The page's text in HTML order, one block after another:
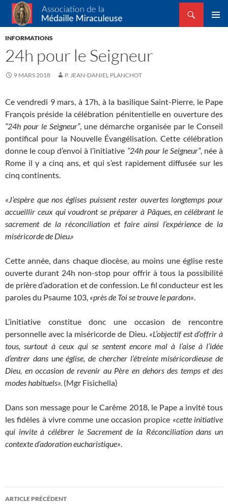
Association de la Médaille Miraculeuse
Recherche
ALLER
INFORMATIONS
24h pour le Seigneur
9 MARS 2018 P. JEAN-DANIEL PLANCHOT
Ce vendredi 9 mars, à 17h, à la basilique Saint-Pierre, le Pape
François préside la célébration pénitentielle en ouverture des
“24h pour le Seigneur”, une démarche organisée par le Conseil
pontifical pour la Nouvelle Évangélisation. Cette célébration
donne le coup d’envoi à l’initiative “24h pour le Seigneur”, née à
Rome il y a cinq ans, et qui s’est rapidement diffusée sur les
cinq continents.
«J’espère que nos églises puissent rester ouvertes longtemps pour
accueillir ceux qui voudront se préparer à Pâques, en célébrant le
sacrement de la réconciliation et faire ainsi l’expérience de la
miséricorde de Dieu.»
Cette année, dans chaque diocèse, au moins une église reste
ouverte durant 24h non-stop pour offrir à tous la possibilité
de prière d’adoration et de confession. Le fil conducteur est les
paroles du Psaume 103, «près de Toi se trouve le pardon».
L’initiative constitue donc une occasion de rencontre
personnelle avec la miséricorde de Dieu. «L’objectif est d’offrir à
tous, surtout à ceux qui se sentent encore mal à l’aise à l’idée
d’entrer dans une église, de chercher l’étreinte miséricordieuse de
Dieu, en occasion de revenir au Père en dehors des temps et des
modes habituels». (Mgr Fisichella)
Dans son message pour le Carême 2018, le Pape a invité tous
les fidèles à vivre comme une occasion propice «cette initiative
qui invite à célébrer le Sacrement de la Réconciliation dans un
contexte d’adoration eucharistique».
Navigation
ARTICLE PRÉCÉDENT